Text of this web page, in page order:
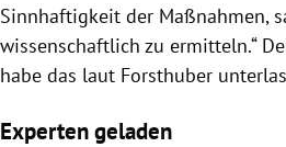
Sinnhaftigkeit der Maßnahmen,
wissenschaftlich zu ermitteln.“
habe das laut Forsthuber
Experten geladen